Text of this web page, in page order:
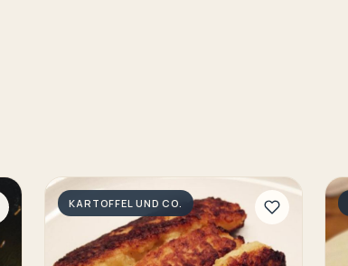
KARTOFFEL UND CO.